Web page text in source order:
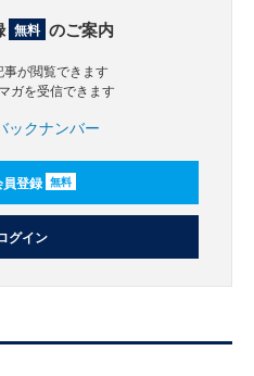
無料 のご案内
事が閲覧できます
ガを受信できます
ックナンバー
登録 無料
グイン